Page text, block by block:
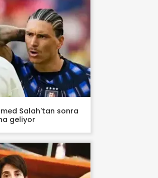
Salah'tan sonra
geliyor